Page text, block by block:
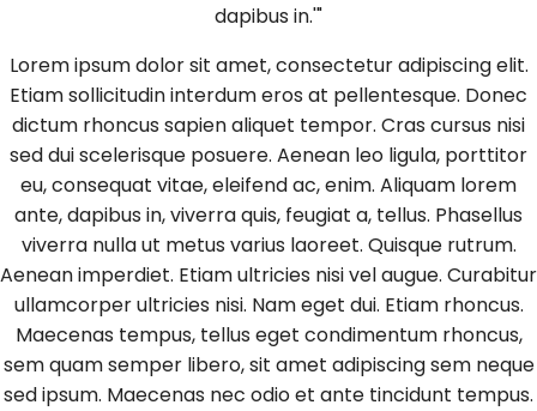
dapibus in.
Lorem ipsum dolor sit amet, consectetur adipiscing elit.
Etiam sollicitudin interdum eros at pellentesque. Donec
dictum rhoncus sapien aliquet tempor. Cras cursus nisi
sed dui scelerisque posuere. Aenean leo ligula, porttitor
eu, consequat vitae, eleifend ac, enim. Aliquam lorem
ante, dapibus in, viverra quis, feugiat a, tellus. Phasellus
viverra nulla ut metus varius laoreet. Quisque rutrum.
Aenean imperdiet. Etiam ultricies nisi vel augue. Curabitur
ullamcorper ultricies nisi. Nam eget dui. Etiam rhoncus.
Maecenas tempus, tellus eget condimentum rhoncus,
sem quam semper libero, sit amet adipiscing sem neque
sed ipsum. Maecenas nec odio et ante tincidunt tempus.